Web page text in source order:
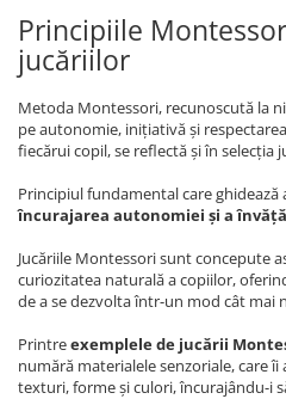
Principiile
jucăriilor
Metoda Montessori, recunoscută la
pe autonomie, inițiativă și
fiecărui copil, se reflectă și în selecția
Principiul fundamental care ghidează
încurajarea autonomiei și a
Jucăriile Montessori sunt concepute
curiozitatea naturală a copiilor,
de a se dezvolta într-un mod cât mai
Printreexemplele de jucării
numără materialele senzoriale, care
texturi, forme și culori, încurajându-i